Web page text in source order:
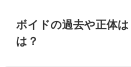
ボイドの過去や正体は
は？